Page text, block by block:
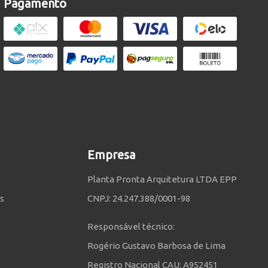
Pagamento
Empresa
Planta Pronta Arquitetura LTDA EPP
CNPJ: 24.247.388/0001-98
Responsável técnico:
Rogério Gustavo Barbosa de Lima
Registro Nacional CAU: A952451